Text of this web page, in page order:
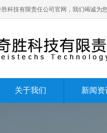
科技有限责任公司官网，我们竭诚为
关于我们 新闻资